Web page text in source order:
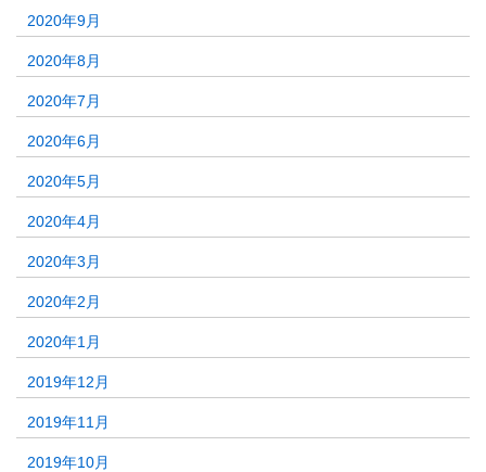
2020年9月
2020年8月
2020年7月
2020年6月
2020年5月
2020年4月
2020年3月
2020年2月
2020年1月
2019年12月
2019年11月
2019年10月